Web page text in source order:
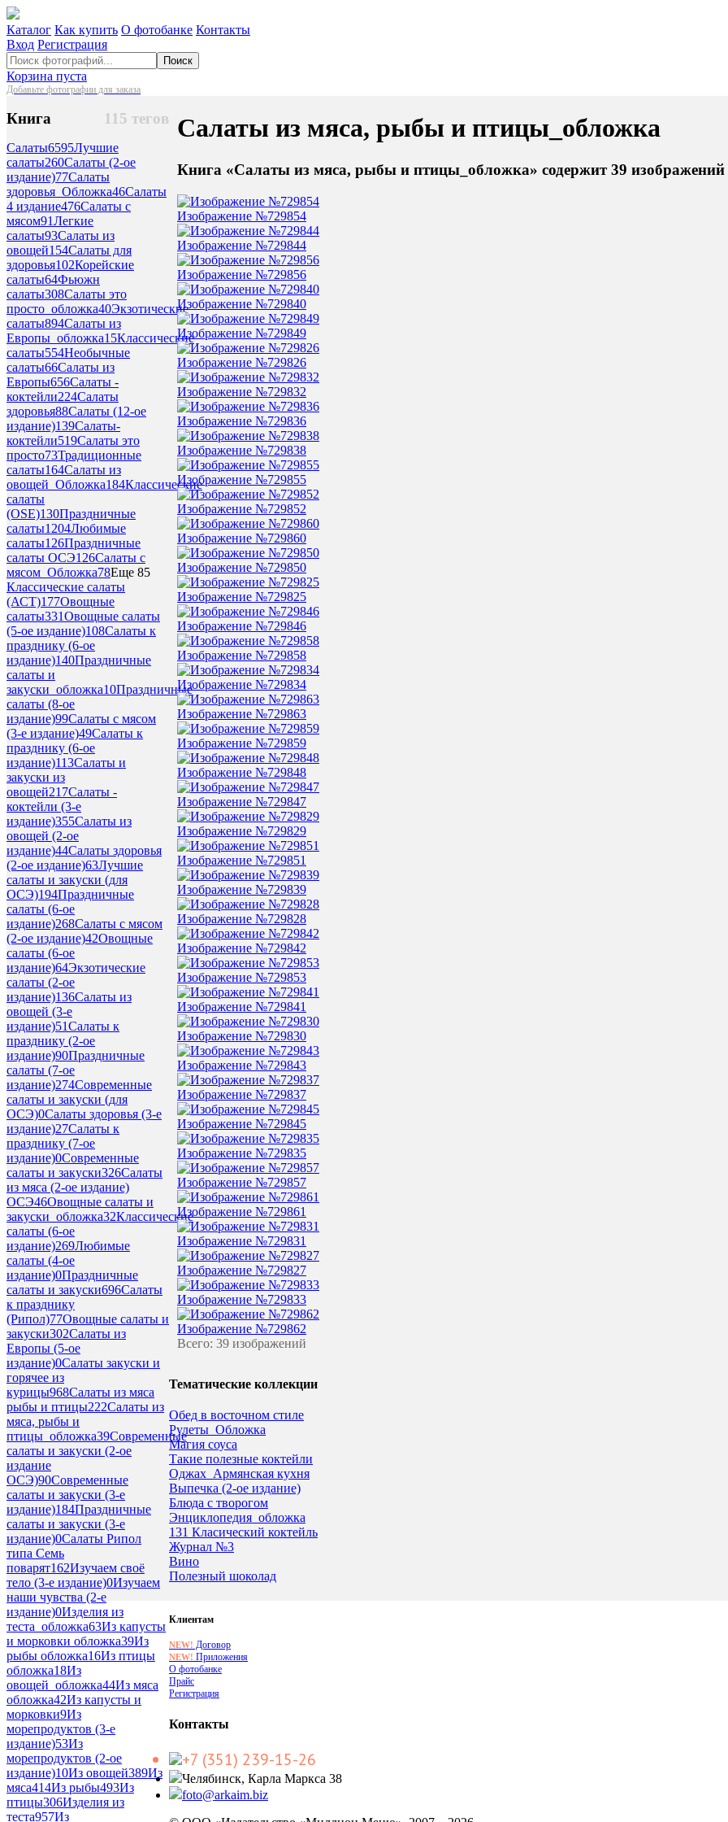
Каталог Как купить О фотобанке Контакты
Вход Регистрация
Поиск
Корзина пуста
Добавьте фотографии для заказа
115 тегов
Книга
Салаты6595Лучшие
салаты260Салаты (2-ое
издание)77Салаты
здоровья_Обложка46Салаты
4 издание476Салаты с
мясом91Легкие
салаты93Салаты из
овощей154Салаты для
здоровья102Корейские
салаты64Фьюжн
салаты308Салаты это
просто_обложка40Экзотические
салаты894Салаты из
Европы_обложка15Классические
салаты554Необычные
салаты66Салаты из
Европы656Салаты -
коктейли224Салаты
здоровья88Салаты (12-ое
издание)139Салаты-
коктейли519Салаты это
просто73Традиционные
салаты164Салаты из
овощей_Обложка184Классические
салаты
(OSE)130Праздничные
салаты1204Любимые
салаты126Праздничные
салаты ОСЭ126Салаты с
мясом_Обложка78Еще 85
Классические салаты
(АСТ)177Овощные
салаты331Овощные салаты
(5-ое издание)108Салаты к
празднику (6-ое
издание)140Праздничные
салаты и
закуски_обложка10Праздничные
салаты (8-ое
издание)99Салаты с мясом
(3-е издание)49Салаты к
празднику (6-ое
издание)113Салаты и
закуски из
овощей217Салаты -
коктейли (3-е
издание)355Салаты из
овощей (2-ое
издание)44Салаты здоровья
(2-ое издание)63Лучшие
салаты и закуски (для
ОСЭ)194Праздничные
салаты (6-ое
издание)268Салаты с мясом
(2-ое издание)42Овощные
салаты (6-ое
издание)64Экзотические
салаты (2-ое
издание)136Салаты из
овощей (3-е
издание)51Салаты к
празднику (2-ое
издание)90Праздничные
салаты (7-ое
издание)274Современные
салаты и закуски (для
ОСЭ)0Салаты здоровья (3-е
издание)27Салаты к
празднику (7-ое
издание)0Современные
салаты и закуски326Салаты
из мяса (2-ое издание)
ОСЭ46Овощные салаты и
закуски_обложка32Классические
салаты (6-ое
издание)269Любимые
салаты (4-ое
издание)0Праздничные
салаты и закуски696Салаты
к празднику
(Рипол)77Овощные салаты и
закуски302Салаты из
Европы (5-ое
издание)0Салаты закуски и
горячее из
курицы968Салаты из мяса
рыбы и птицы222Салаты из
мяса, рыбы и
птицы_обложка39Современные
салаты и закуски (2-ое
издание
ОСЭ)90Современные
салаты и закуски (3-е
издание)184Праздничные
салаты и закуски (3-е
издание)0Салаты Рипол
типа Семь
поварят162Изучаем своё
тело (3-е издание)0Изучаем
наши чувства (2-е
издание)0Изделия из
теста_обложка63Из капусты
и морковки обложка39Из
рыбы обложка16Из птицы
обложка18Из
овощей_обложка44Из мяса
обложка42Из капусты и
морковки9Из
морепродуктов (3-е
издание)53Из
морепродуктов (2-ое
издание)10Из овощей389Из
мяса414Из рыбы493Из
птицы306Изделия из
теста957Из
Салаты из мяса, рыбы и птицы_обложка
Книга «Салаты из мяса, рыбы и птицы_обложка» содержит 39 изображений
Изображение №729854
Изображение №729844
Изображение №729856
Изображение №729840
Изображение №729849
Изображение №729826
Изображение №729832
Изображение №729836
Изображение №729838
Изображение №729855
Изображение №729852
Изображение №729860
Изображение №729850
Изображение №729825
Изображение №729846
Изображение №729858
Изображение №729834
Изображение №729863
Изображение №729859
Изображение №729848
Изображение №729847
Изображение №729829
Изображение №729851
Изображение №729839
Изображение №729828
Изображение №729842
Изображение №729853
Изображение №729841
Изображение №729830
Изображение №729843
Изображение №729837
Изображение №729845
Изображение №729835
Изображение №729857
Изображение №729861
Изображение №729831
Изображение №729827
Изображение №729833
Изображение №729862
Всего: 39 изображений
Тематические коллекции
Обед в восточном стиле
Рулеты_Обложка
Магия соуса
Такие полезные коктейли
Оджах_Армянская кухня
Выпечка (2-ое издание)
Блюда с творогом
Энциклопедия_обложка
131 Класический коктейль
Журнал №3
Вино
Полезный шоколад
Клиентам
NEW! Договор
NEW! Приложения
О фотобанке
Прайс
Регистрация
Контакты
+7 (351) 239-15-26
Челябинск, Карла Маркса 38
foto@arkaim.biz